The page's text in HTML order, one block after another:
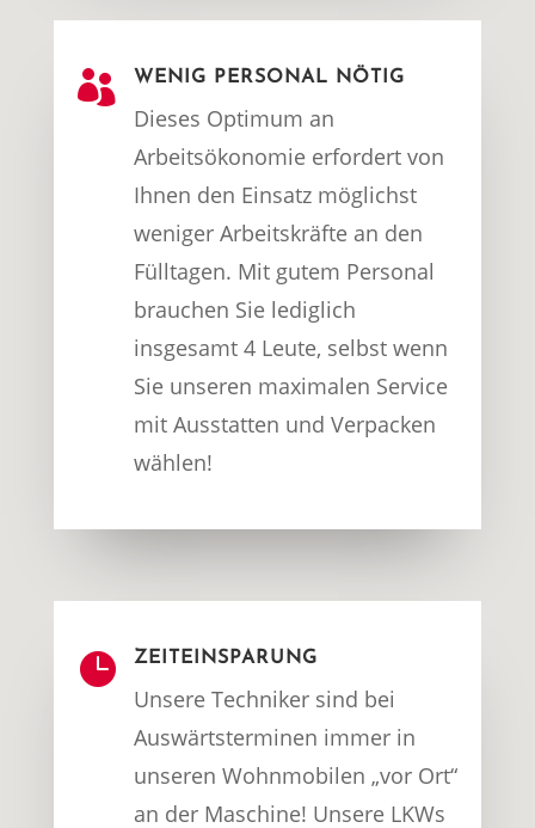
 WENIG PERSONAL NÖTIG
Dieses Optimum an
Arbeitsökonomie erfordert von
Ihnen den Einsatz möglichst
weniger Arbeitskräfte an den
Fülltagen. Mit gutem Personal
brauchen Sie lediglich
insgesamt 4 Leute, selbst wenn
Sie unseren maximalen Service
mit Ausstatten und Verpacken
wählen!
 ZEITEINSPARUNG
Unsere Techniker sind bei
Auswärtsterminen immer in
unseren Wohnmobilen „vor Ort“
an der Maschine! Unsere LKWs